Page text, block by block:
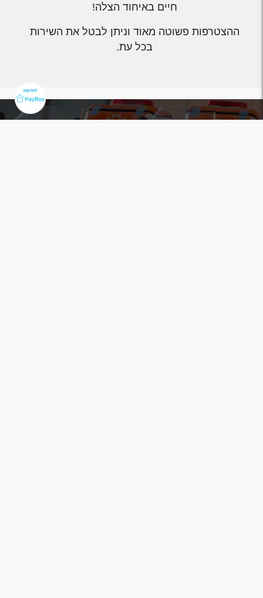
חיים באיחוד הצלה!
ההצטרפות פשוטה מאוד וניתן לבטל את השירות
בכל עת.